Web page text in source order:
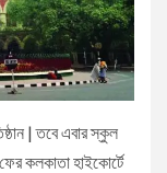
| তবে এবার স্কুল
কলকাতা হাইকোর্টে